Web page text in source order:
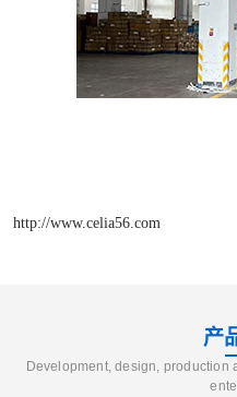
http://www.celia56.com
产
Development, design, production